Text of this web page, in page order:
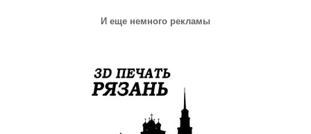
И еще немного рекламы